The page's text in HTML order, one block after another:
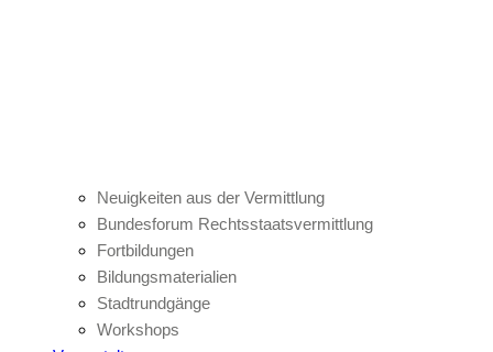
Neuigkeiten aus der Vermittlung
Bundesforum Rechtsstaatsvermittlung
Fortbildungen
Bildungsmaterialien
Stadtrundgänge
Workshops